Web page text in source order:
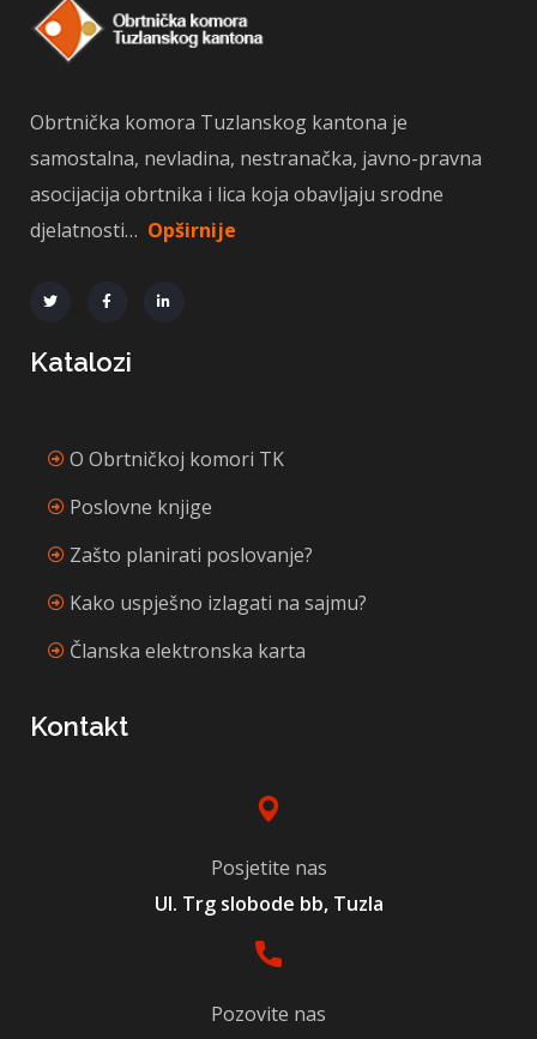
Obrtnička komora Tuzlanskog kantona je
samostalna, nevladina, nestranačka, javno-pravna
asocijacija obrtnika i lica koja obavljaju srodne
djelatnosti… Opširnije
Katalozi
O Obrtničkoj komori TK
Poslovne knjige
Zašto planirati poslovanje?
Kako uspješno izlagati na sajmu?
Članska elektronska karta
Kontakt
Posjetite nas
Ul. Trg slobode bb, Tuzla
Pozovite nas